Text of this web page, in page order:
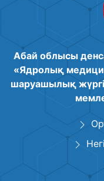
Абай облысы
«Ядролық
шаруашылық